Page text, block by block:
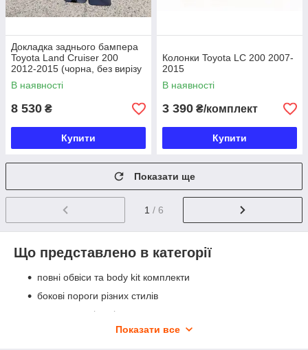
Докладка заднього бампера
Toyota Land Cruiser 200
2012-2015 (чорна, без вирізу
під фаркоп)
В наявності
8 530 ₴
Купити
Колонки Toyota LC 200 2007-
2015
В наявності
3 390 ₴/комплект
Купити
Показати ще
1 / 6
Що представлено в категорії
повні обвіси та body kit комплекти
бокові пороги різних стилів
розширювачі колісних арок
накладки на дзеркала та ручки дверей
Показати все